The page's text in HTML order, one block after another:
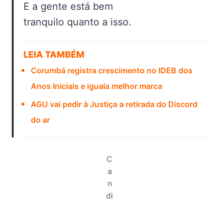
E a gente está bem
tranquilo quanto a isso.
LEIA TAMBÉM
Corumbá registra crescimento no IDEB dos
Anos Iniciais e iguala melhor marca
AGU vai pedir à Justiça a retirada do Discord
do ar
C
a
n
di